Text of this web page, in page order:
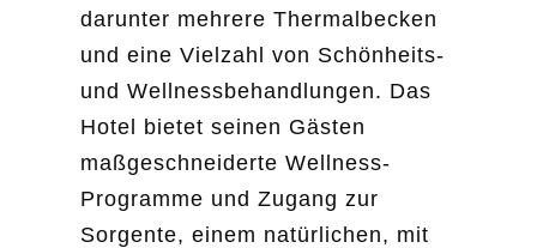
darunter mehrere Thermalbecken
und eine Vielzahl von Schönheits-
und Wellnessbehandlungen. Das
Hotel bietet seinen Gästen
maßgeschneiderte Wellness-
Programme und Zugang zur
Sorgente, einem natürlichen, mit